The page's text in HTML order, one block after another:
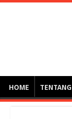
HOME TENTANG